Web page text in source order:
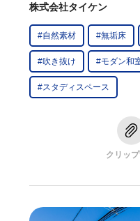
株式会社タイケン
#自然素材 #無垢床
#吹き抜け #モダン和
#スタディスペース
クリッ